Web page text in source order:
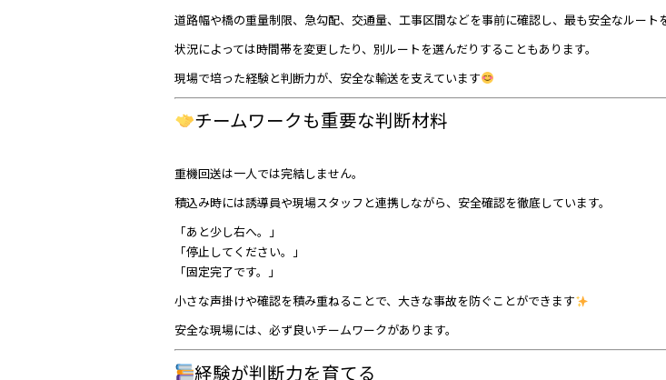
道路幅や橋の重量制限、急勾配、交通量、工事区間などを事前に確認し、最も安全なルート
状況によっては時間帯を変更したり、別ルートを選んだりすることもあります。
現場で培った経験と判断力が、安全な輸送を支えています
チームワークも重要な判断材料
重機回送は一人では完結しません。
積込み時には誘導員や現場スタッフと連携しながら、安全確認を徹底しています。
「あと少し右へ。」
「停止してください。」
「固定完了です。」
小さな声掛けや確認を積み重ねることで、大きな事故を防ぐことができます
安全な現場には、必ず良いチームワークがあります。
経験が判断力を育てる